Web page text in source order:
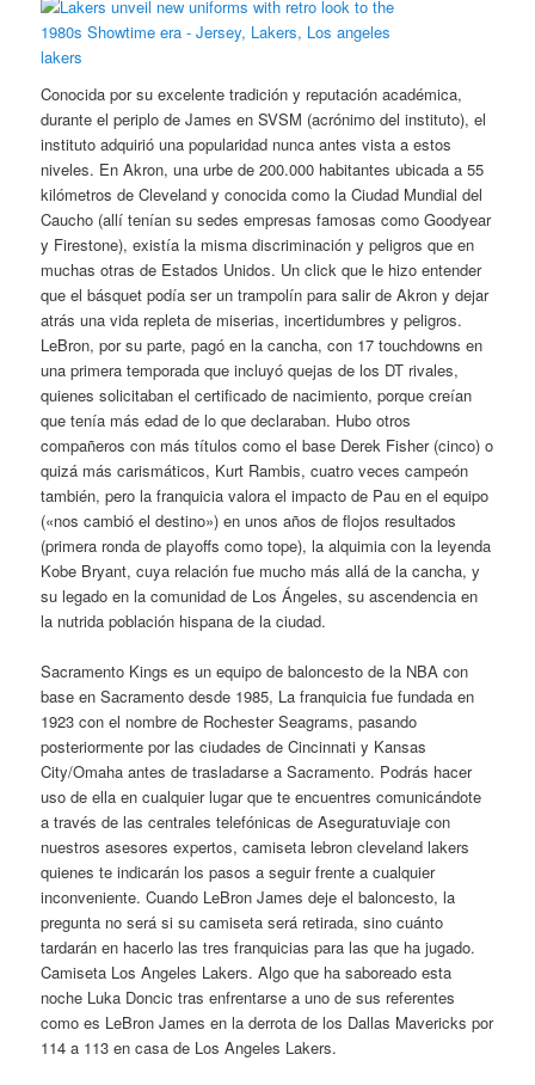
Conocida por su excelente tradición y reputación académica,
durante el periplo de James en SVSM (acrónimo del instituto), el
instituto adquirió una popularidad nunca antes vista a estos
niveles. En Akron, una urbe de 200.000 habitantes ubicada a 55
kilómetros de Cleveland y conocida como la Ciudad Mundial del
Caucho (allí tenían su sedes empresas famosas como Goodyear
y Firestone), existía la misma discriminación y peligros que en
muchas otras de Estados Unidos. Un click que le hizo entender
que el básquet podía ser un trampolín para salir de Akron y dejar
atrás una vida repleta de miserias, incertidumbres y peligros.
LeBron, por su parte, pagó en la cancha, con 17 touchdowns en
una primera temporada que incluyó quejas de los DT rivales,
quienes solicitaban el certificado de nacimiento, porque creían
que tenía más edad de lo que declaraban. Hubo otros
compañeros con más títulos como el base Derek Fisher (cinco) o
quizá más carismáticos, Kurt Rambis, cuatro veces campeón
también, pero la franquicia valora el impacto de Pau en el equipo
(«nos cambió el destino») en unos años de flojos resultados
(primera ronda de playoffs como tope), la alquimia con la leyenda
Kobe Bryant, cuya relación fue mucho más allá de la cancha, y
su legado en la comunidad de Los Ángeles, su ascendencia en
la nutrida población hispana de la ciudad.
Sacramento Kings es un equipo de baloncesto de la NBA con
base en Sacramento desde 1985, La franquicia fue fundada en
1923 con el nombre de Rochester Seagrams, pasando
posteriormente por las ciudades de Cincinnati y Kansas
City/Omaha antes de trasladarse a Sacramento. Podrás hacer
uso de ella en cualquier lugar que te encuentres comunicándote
a través de las centrales telefónicas de Aseguratuviaje con
nuestros asesores expertos, camiseta lebron cleveland lakers
quienes te indicarán los pasos a seguir frente a cualquier
inconveniente. Cuando LeBron James deje el baloncesto, la
pregunta no será si su camiseta será retirada, sino cuánto
tardarán en hacerlo las tres franquicias para las que ha jugado.
Camiseta Los Angeles Lakers. Algo que ha saboreado esta
noche Luka Doncic tras enfrentarse a uno de sus referentes
como es LeBron James en la derrota de los Dallas Mavericks por
114 a 113 en casa de Los Angeles Lakers.